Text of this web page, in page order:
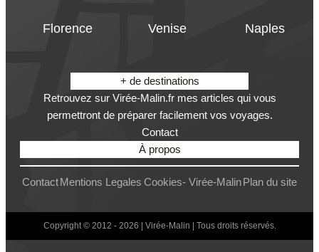
Florence Venise Naples
+ de destinations
Retrouvez sur Virée-Malin.fr mes articles qui vous
permettront de préparer facilement vos voyages.
Contact
À propos
Contact Mentions Legales Cookies- Virée-MalinPlan du site
Copyright © 2012 - 2026 | Virée-Malin | Tous droits réservés.